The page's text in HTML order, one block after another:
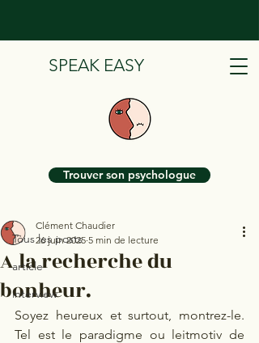
SPEAK EASY
Trouver son psychologue
Tous les posts
article
interview
A la recherche du
bonheur.
Clément Chaudier
26 juin 2025 5 min de lecture
Tel est le paradigme ou leitmotiv de